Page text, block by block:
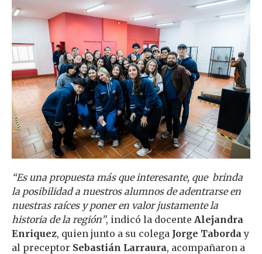
“Es una propuesta más que interesante, que brinda
la posibilidad a nuestros alumnos de adentrarse en
nuestras raíces y poner en valor justamente la
historia de la región”, indicó la docente Alejandra
Enriquez, quien junto a su colega Jorge Taborda y
al preceptor Sebastián Larraura, acompañaron a